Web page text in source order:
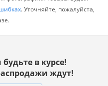
. Уточняйте, пожалуйста,
в курсе!
ждут!